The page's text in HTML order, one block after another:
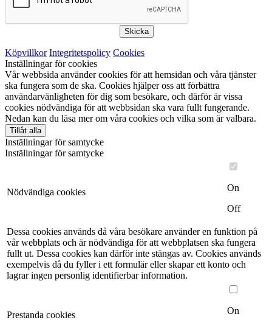
Skicka
Köpvillkor Integritetspolicy Cookies
Inställningar för cookies
Vår webbsida använder cookies för att hemsidan och våra tjänster
ska fungera som de ska. Cookies hjälper oss att förbättra
användarvänligheten för dig som besökare, och därför är vissa
cookies nödvändiga för att webbsidan ska vara fullt fungerande.
Nedan kan du läsa mer om våra cookies och vilka som är valbara.
Tillåt alla
Inställningar för samtycke
Inställningar för samtycke
Nödvändiga cookies
On
Off
Dessa cookies används då våra besökare använder en funktion på
vår webbplats och är nödvändiga för att webbplatsen ska fungera
fullt ut. Dessa cookies kan därför inte stängas av. Cookies används
exempelvis då du fyller i ett formulär eller skapar ett konto och
lagrar ingen personlig identifierbar information.
Prestanda cookies On